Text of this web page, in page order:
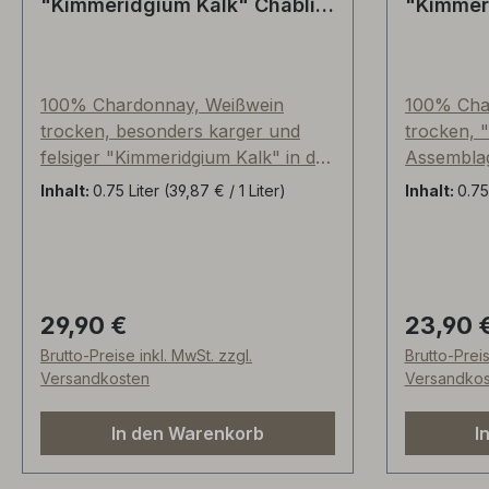
"Kimmeridgium Kalk" Chablis,
100% Chardonnay, Weißwein
trocken, besonders karger und
felsiger "Kimmeridgium Kalk" in der
Nähe des Südhanges namens
Rauchigkeit der von Fossilien
durchsetzen Kalkmergel-Böden.
Die atemberaubende Mineralität ist
sowohl in der Nase, als auch im
langen, gelbfruchtigen Nachhall
jederzeit präsent (Ananas, Pfirisch,
Marille). Wundervoll zu gegrillten
Inhalt: 0.75 Liter (39,87 € / 1 Liter)
Regulärer Preis:
29,90 €
Brutto-Preise inkl. MwSt. zzgl.
Versandkosten
In den Warenkorb
100%
trocken,
60%
Chablis-
Inhalt:
Regulärer
23,90
Brutto-